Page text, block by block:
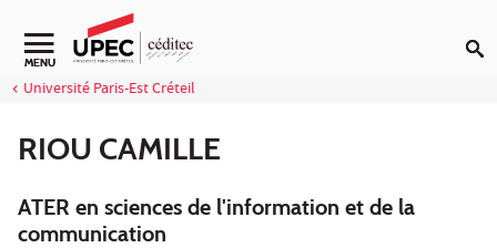
Aller au contenu
Navigation secondaire
MENU
Université Paris-Est Créteil
RIOU CAMILLE
ATER en sciences de l'information et de la
communication